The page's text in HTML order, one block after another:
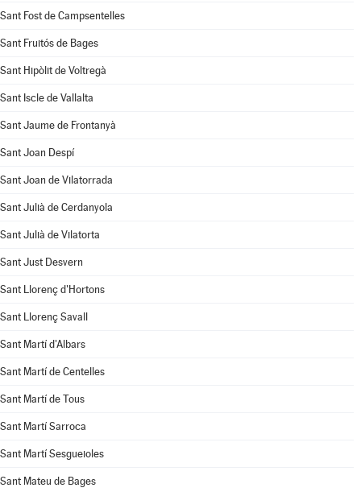
Sant Fost de Campsentelles
Sant Fruitós de Bages
Sant Hipòlit de Voltregà
Sant Iscle de Vallalta
Sant Jaume de Frontanyà
Sant Joan Despí
Sant Joan de Vilatorrada
Sant Julià de Cerdanyola
Sant Julià de Vilatorta
Sant Just Desvern
Sant Llorenç d'Hortons
Sant Llorenç Savall
Sant Martí d'Albars
Sant Martí de Centelles
Sant Martí de Tous
Sant Martí Sarroca
Sant Martí Sesgueioles
Sant Mateu de Bages